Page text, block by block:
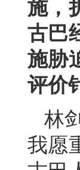
施，
古巴
施胁
评价
林
我愿